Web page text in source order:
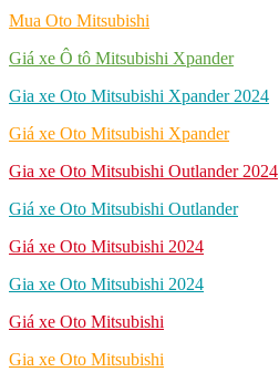
Mua Oto Mitsubishi
Giá xe Ô tô Mitsubishi Xpander
Gia xe Oto Mitsubishi Xpander 2024
Giá xe Oto Mitsubishi Xpander
Gia xe Oto Mitsubishi Outlander 2024
Giá xe Oto Mitsubishi Outlander
Giá xe Oto Mitsubishi 2024
Gia xe Oto Mitsubishi 2024
Giá xe Oto Mitsubishi
Gia xe Oto Mitsubishi